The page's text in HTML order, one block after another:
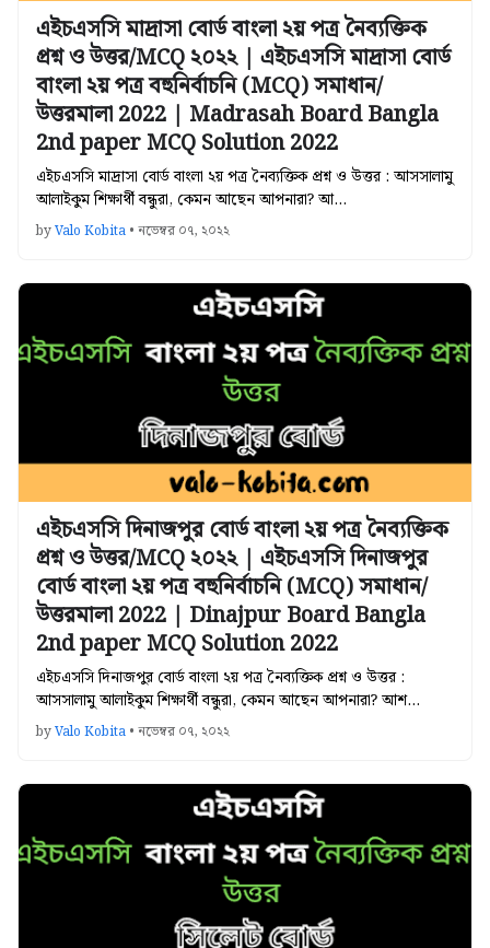
এইচএসসি মাদ্রাসা বোর্ড বাংলা ২য় পত্র নৈব্যক্তিক
প্রশ্ন ও উত্তর/MCQ ২০২২ | এইচএসসি মাদ্রাসা বোর্ড
বাংলা ২য় পত্র বহুনির্বাচনি (MCQ) সমাধান/
উত্তরমালা 2022 | Madrasah Board Bangla
2nd paper MCQ Solution 2022
এইচএসসি মাদ্রাসা বোর্ড বাংলা ২য় পত্র নৈব্যক্তিক প্রশ্ন ও উত্তর : আসসালামু
আলাইকুম শিক্ষার্থী বন্ধুরা, কেমন আছেন আপনারা? আ…
byValo Kobita • নভেম্বর ০৭, ২০২২
এইচএসসি দিনাজপুর বোর্ড বাংলা ২য় পত্র নৈব্যক্তিক
প্রশ্ন ও উত্তর/MCQ ২০২২ | এইচএসসি দিনাজপুর
বোর্ড বাংলা ২য় পত্র বহুনির্বাচনি (MCQ) সমাধান/
উত্তরমালা 2022 | Dinajpur Board Bangla
2nd paper MCQ Solution 2022
এইচএসসি দিনাজপুর বোর্ড বাংলা ২য় পত্র নৈব্যক্তিক প্রশ্ন ও উত্তর :
আসসালামু আলাইকুম শিক্ষার্থী বন্ধুরা, কেমন আছেন আপনারা? আশ…
byValo Kobita • নভেম্বর ০৭, ২০২২